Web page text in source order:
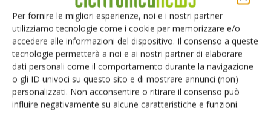
Per fornire le migliori esperienze, noi e i nostri partner
utilizziamo tecnologie come i cookie per memorizzare e/o
accedere alle informazioni del dispositivo. Il consenso a queste
tecnologie permetterà a noi e ai nostri partner di elaborare
dati personali come il comportamento durante la navigazione
o gli ID univoci su questo sito e di mostrare annunci (non)
personalizzati. Non acconsentire o ritirare il consenso può
influire negativamente su alcune caratteristiche e funzioni.
tranne che nella banda da 420 MHz a 450 MHz dove adotta invece
modulazione Gsmk(Gaussian minimum shift keying)arrivando a
supportare rate di trasmissione fino a 600 Kbps. Il numero di canali varia, a
seconda della banda e della modulazione adottata, da 10 a 79. I frame Mac
(che costituiscono in questo caso direttamente i Physical-Layer Servide
Data Unit) sono incapsulati in Ppdu(Physical-layer protocol data unit)
apponendovi in testa header e preambolo (quest'ultimo necessario a